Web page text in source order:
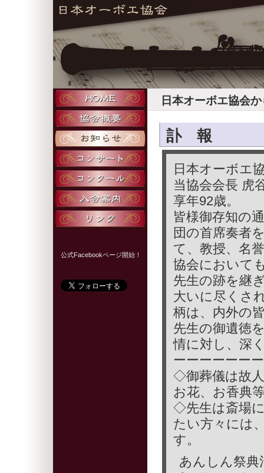
公式Facebookページ開始！
日本オーボエ協会
訃 報
日本オーボエ
当協会会長 虎
享年92歳。
皆様御存知の
団の首席奏者
て、教授、名
協会において
先生の跡を継
大いに尽くさ
柄は、内外の
先生の御遺徳
情に対し、深
ーーーーーー
◇御葬儀は故
お花、お香典
◇先生は斎場
たい方々には
す。
あんしん祭典